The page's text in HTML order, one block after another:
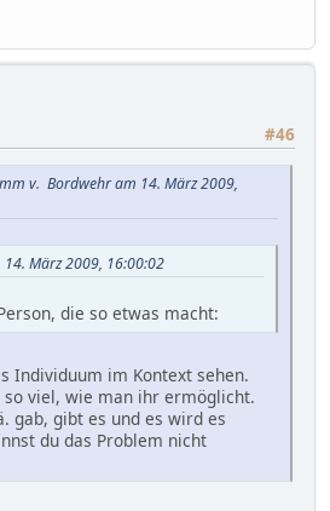
#46
v. Bordwehr am 14. März 2009,
März 2009, 16:00:02
die so etwas macht:
Individuum im Kontext sehen.
so viel, wie man ihr ermöglicht.
gab, gibt es und es wird es
du das Problem nicht